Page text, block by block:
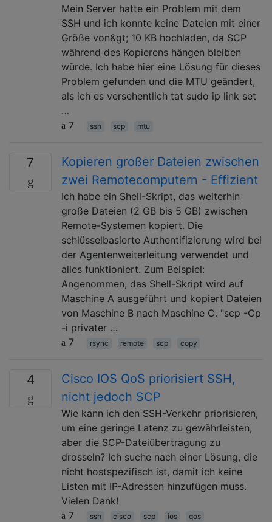
Mein Server hatte ein Problem mit dem
SSH und ich konnte keine Dateien mit einer
Größe von&gt; 10 KB hochladen, da SCP
während des Kopierens hängen bleiben
würde. Ich habe hier eine Lösung für dieses
Problem gefunden und die MTU geändert,
als ich es versehentlich tat sudo ip link set
…
7
ssh scp mtu
7
Kopieren großer Dateien zwischen
zwei Remotecomputern - Effizient
Ich habe ein Shell-Skript, das weiterhin
große Dateien (2 GB bis 5 GB) zwischen
Remote-Systemen kopiert. Die
schlüsselbasierte Authentifizierung wird bei
der Agentenweiterleitung verwendet und
alles funktioniert. Zum Beispiel:
Angenommen, das Shell-Skript wird auf
Maschine A ausgeführt und kopiert Dateien
von Maschine B nach Maschine C. "scp -Cp
-i privater …
7
rsync remote scp copy
4
Cisco IOS QoS priorisiert SSH,
nicht jedoch SCP
Wie kann ich den SSH-Verkehr priorisieren,
um eine geringe Latenz zu gewährleisten,
aber die SCP-Dateiübertragung zu
drosseln? Ich suche nach einer Lösung, die
nicht hostspezifisch ist, damit ich keine
Listen mit IP-Adressen hinzufügen muss.
Vielen Dank!
7
ssh cisco scp ios qos